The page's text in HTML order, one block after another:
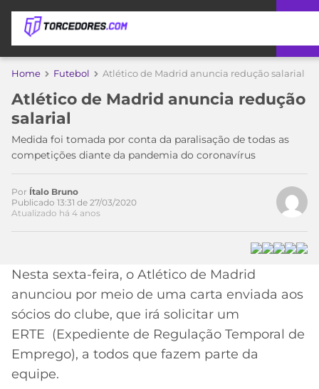
APOSTAS
DICAS
DE
SITES
DE
APOSTAS
2026
CÓDIGO
PROMOCIONAL
BETBOOM
CÓDIGO
DE
INDICAÇÃO
ÚLTIMAS
COPA
DO
TIMES
PALMEIRAS
CORINTHIANS
SÃO
BRASILEIRÃO
SÉRIE
A
LIBERTADORES
MÍDIA
ESPORTIVA
MERCADO
DA
BOLA
Home Futebol Atlético de Madrid anuncia redução salarial
Atlético de Madrid anuncia redução
salarial
Medida foi tomada por conta da paralisação de todas as
competições diante da pandemia do coronavírus
Por Ítalo Bruno
Publicado 13:31 de 27/03/2020
Atualizado há 4 anos
Nesta sexta-feira, o Atlético de Madrid
anunciou por meio de uma carta enviada aos
sócios do clube, que irá solicitar um
ERTE (Expediente de Regulação Temporal de
Emprego), a todos que fazem parte da
equipe.